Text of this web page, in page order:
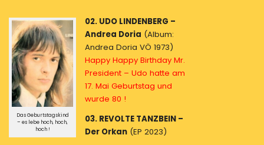
Das Geburtstagskind
– es lebe hoch, hoch,
hoch !
02. UDO LINDENBERG –
Andrea Doria (Album:
Andrea Doria VÖ 1973)
Happy Happy Birthday Mr.
President – Udo hatte am
17. Mai Geburtstag und
wurde 80 !
03. REVOLTE TANZBEIN –
Der Orkan (EP 2023)